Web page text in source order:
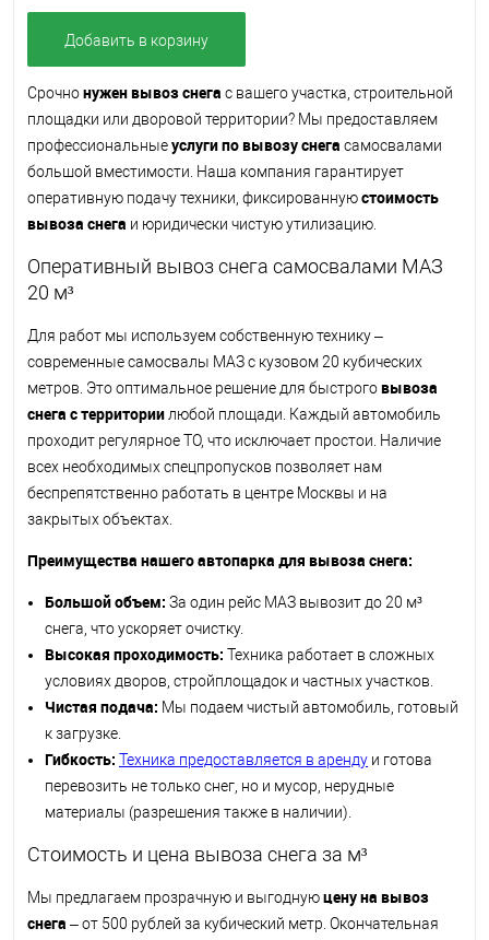
Добавить в корзину
Срочнонужен вывоз снега с вашего участка, строительной
площадки или дворовой территории? Мы предоставляем
профессиональныеуслуги по вывозу снега самосвалами
большой вместимости. Наша компания гарантирует
оперативную подачу техники, фиксированнуюстоимость
вывоза снега и юридически чистую утилизацию.
Оперативный вывоз снега самосвалами МАЗ
20 м³
Для работ мы используем собственную технику –
современные самосвалы МАЗ с кузовом 20 кубических
метров. Это оптимальное решение для быстроговывоза
снега с территории любой площади. Каждый автомобиль
проходит регулярное ТО, что исключает простои. Наличие
всех необходимых спецпропусков позволяет нам
беспрепятственно работать в центре Москвы и на
закрытых объектах.
Преимущества нашего автопарка для вывоза снега:
Большой объем: За один рейс МАЗ вывозит до 20 м³
снега, что ускоряет очистку.
Высокая проходимость: Техника работает в сложных
условиях дворов, стройплощадок и частных участков.
Чистая подача: Мы подаем чистый автомобиль, готовый
к загрузке.
Гибкость: Техника предоставляется в аренду и готова
перевозить не только снег, но и мусор, нерудные
материалы (разрешения также в наличии).
Стоимость и цена вывоза снега за м³
Мы предлагаем прозрачную и выгоднуюцену на вывоз
снега – от 500 рублей за кубический метр. Окончательная